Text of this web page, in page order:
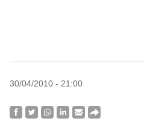
30/04/2010 - 21:00